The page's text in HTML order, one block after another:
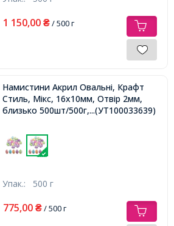
1 150,00 ₴/ 500 г
Намистини Акрил Овальні, Крафт
Стиль, Мікс, 16х10мм, Отвір 2мм,
близько 500шт/500г,...(УТ100033639)
Упак.: 500 г
775,00 ₴/ 500 г